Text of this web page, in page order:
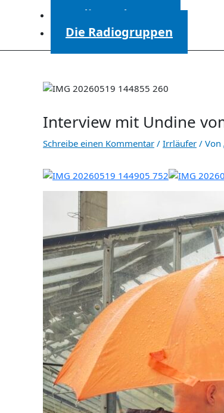
Radiosendungen
Die Radiogruppen
Interview mit Undine
Schreibe einen Kommentar / Irrläufer / Von